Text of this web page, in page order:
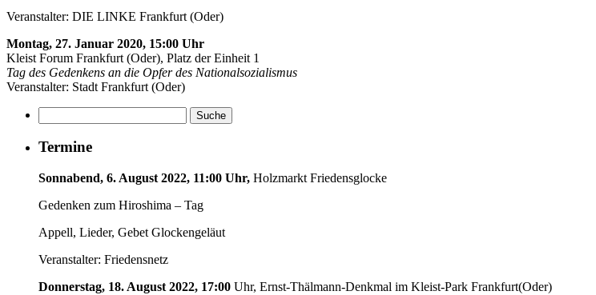
Veranstalter: DIE LINKE Frankfurt (Oder)
Montag, 27. Januar 2020, 15:00 Uhr
Kleist Forum Frankfurt (Oder), Platz der Einheit 1
Tag des Gedenkens an die Opfer des Nationalsozialismus
Veranstalter: Stadt Frankfurt (Oder)
Termine
Sonnabend, 6. August 2022, 11:00 Uhr, Holzmarkt Friedensglocke
Gedenken zum Hiroshima – Tag
Appell, Lieder, Gebet Glockengeläut
Veranstalter: Friedensnetz
Donnerstag, 18. August 2022, 17:00 Uhr, Ernst-Thälmann-Denkmal im Kleist-Park Frankfurt(Oder)